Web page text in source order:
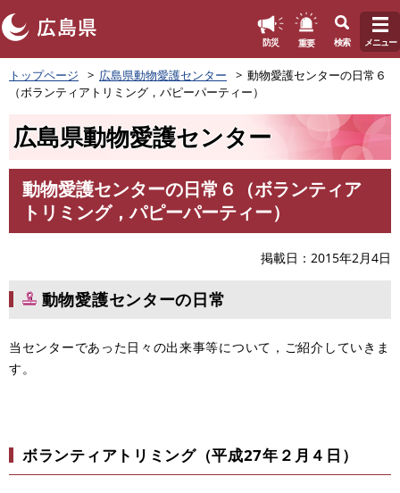
ペ
ー
防災 重要 検索 メニュー
トップページ 広島県動物愛護センター
動物愛護センターの日常６
（ボランティアトリミング，パピーパーティー）
広島県動物愛護センター
動物愛護センターの日常６（ボランティア
トリミング，パピーパーティー）
掲載日 2015年2月4日
動物愛護センターの日常
当センターであった日々の出来事等について，ご紹介していきま
す。
ボランティアトリミング（平成27年２月４日）